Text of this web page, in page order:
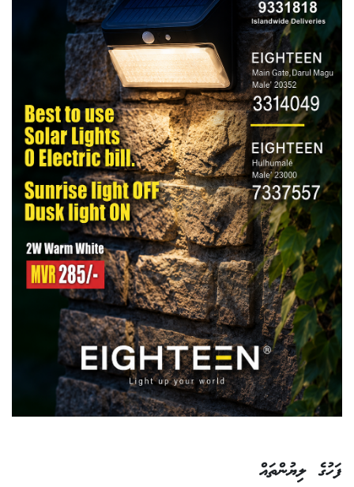
ފަހުގެ ލިޔުންތައް